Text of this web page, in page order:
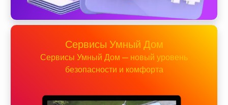
Сервисы Умный Дом
Сервисы Умный Дом — новый уровень
безопасности и комфорта